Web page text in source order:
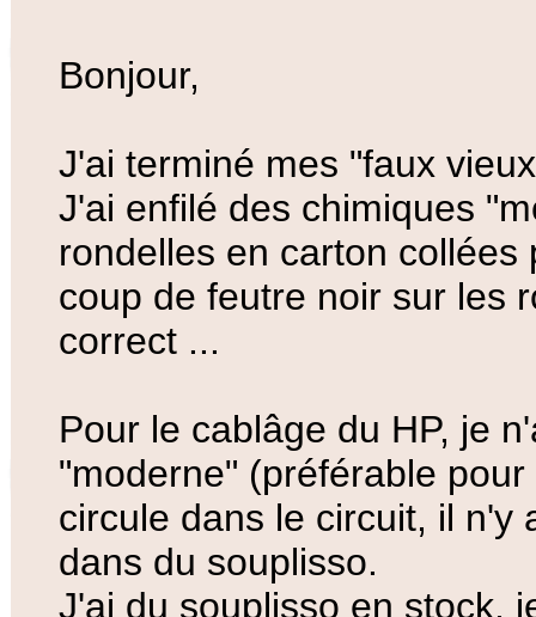
Bonjour,
J'ai terminé mes "faux
J'ai enfilé des chimiques
rondelles en carton
coup de feutre noir sur les
correct ...
Pour le cablâge du HP, je
"moderne" (préférable
circule dans le circuit, il n'y
dans du souplisso.
J'ai du souplisso en stock,